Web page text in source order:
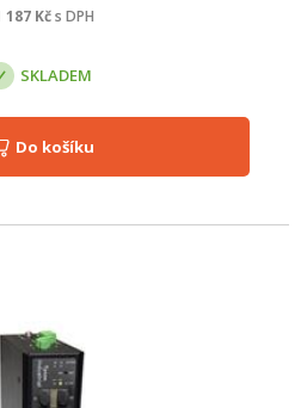
187Kč s DPH
SKLADEM
Do košíku